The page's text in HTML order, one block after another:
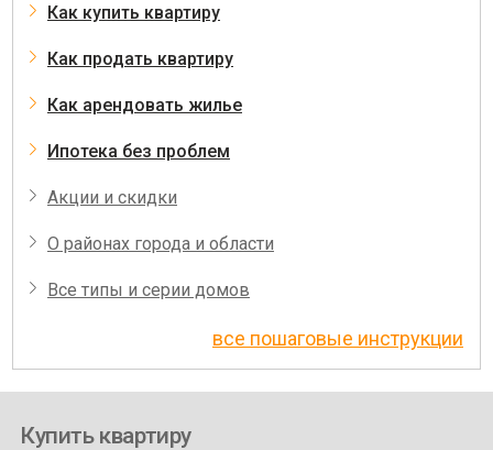
Как купить квартиру
Как продать квартиру
Как арендовать жилье
Ипотека без проблем
Акции и скидки
О районах города и области
Все типы и серии домов
все пошаговые инструкции
Купить квартиру